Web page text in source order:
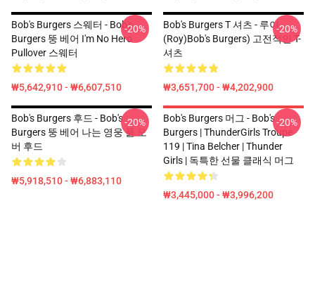
Bob's Burgers 스웨터 - Bob's
Burgers 뚱 베어 I'm No Hero
Pullover 스웨터
₩5,642,910 - ₩6,607,510
-20%
Bob's Burgers T 셔츠 - 루이
(Roy)Bob's Burgers) 고전적인 T-
셔츠
₩3,651,700 - ₩4,202,900
-20%
Bob's Burgers 후드 - Bob's
Burgers 뚱 베어 나는 영웅 풀 오
버 후드
₩5,918,510 - ₩6,883,110
-20%
Bob's Burgers 머그 - Bob's
Burgers | ThunderGirls Troupe
119 | Tina Belcher | Thunder
Girls | 독특한 선물 클래식 머그
₩3,445,000 - ₩3,996,200
-20%